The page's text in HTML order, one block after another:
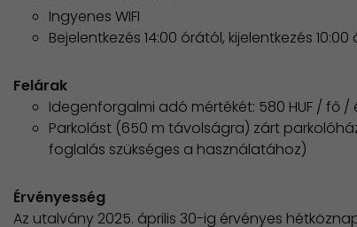
Ingyenes WIFI
Bejelentkezés 14:00 órától, kijelentkezés 10:00
Felárak
Idegenforgalmi adó mértékét: 580 HUF / fő /
Parkolást (650 m távolságra) zárt
foglalás szükséges a használatához)
Érvényesség
Az utalvány 2025. április 30-ig érvényes